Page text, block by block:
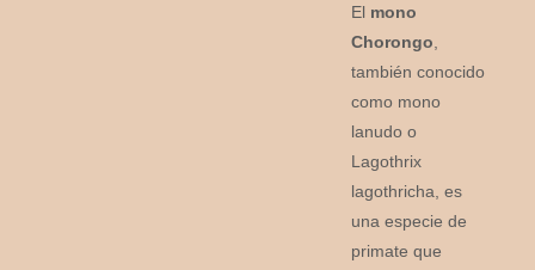
El mono
Chorongo,
también conocido
como mono
lanudo o
Lagothrix
lagothricha, es
una especie de
primate que